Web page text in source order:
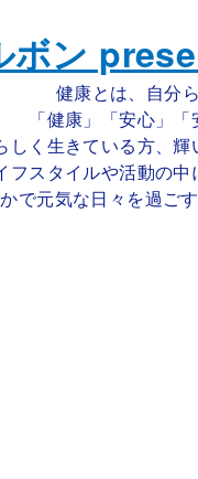
健康とは、自分
「健康」「安心」
しく生きている方、
フスタイルや活動の中
で元気な日々を過ご